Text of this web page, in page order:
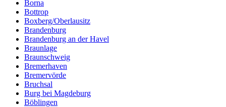
Borna
Bottrop
Boxberg/Oberlausitz
Brandenburg
Brandenburg an der Havel
Braunlage
Braunschweig
Bremerhaven
Bremervörde
Bruchsal
Burg bei Magdeburg
Böblingen